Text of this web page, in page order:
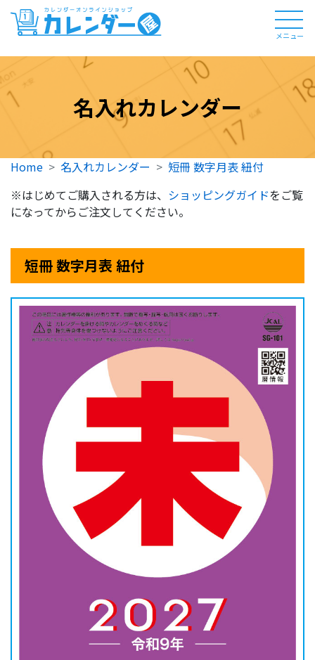
メニュー
名入れカレンダー
Home 名入れカレンダー
短冊 数字月表 紐付
※はじめてご購入される方は、 ショッピングガイドをご覧
になってからご注文してください。
短冊 数字月表 紐付